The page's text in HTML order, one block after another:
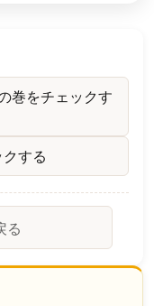
巻をチェックす
する
る